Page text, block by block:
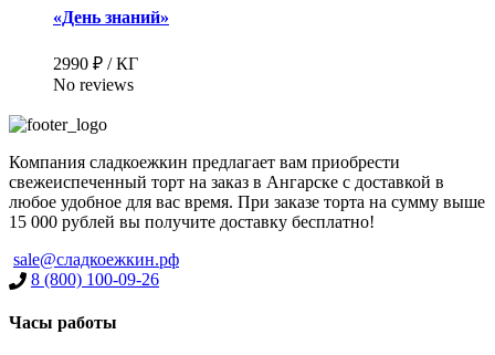
«День знаний»
2990 ₽ / КГ
No reviews
Компания сладкоежкин предлагает вам приобрести
свежеиспеченный торт на заказ в Ангарске с доставкой в
любое удобное для вас время. При заказе торта на сумму выше
15 000 рублей вы получите доставку бесплатно!
sale@сладкоежкин.рф
8 (800) 100-09-26
Часы работы